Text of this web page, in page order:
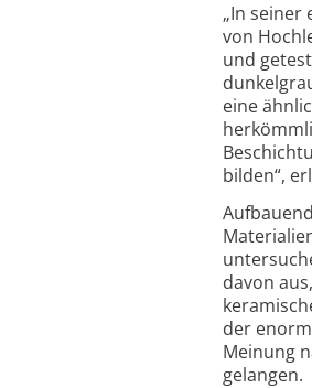
„In seiner
von
und
eine
bilden“,
davon
der
Meinung
gelangen.